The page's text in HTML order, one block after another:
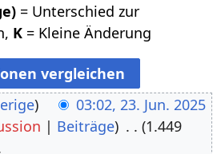
= Unterschied zur
K = Kleine Änderung
03:02, 23. Jun. 2025
Beiträge
1.449